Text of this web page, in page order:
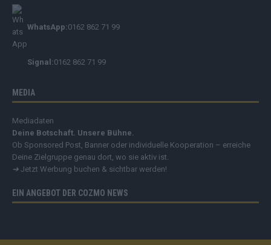
WhatsApp:0162 862 71 99
Signal:0162 862 71 99
MEDIA
Mediadaten
Deine Botschaft. Unsere Bühne.
Ob Sponsored Post, Banner oder individuelle Kooperation – erreiche
Deine Zielgruppe genau dort, wo sie aktiv ist.
➔ Jetzt Werbung buchen & sichtbar werden!
EIN ANGEBOT DER COZMO NEWS